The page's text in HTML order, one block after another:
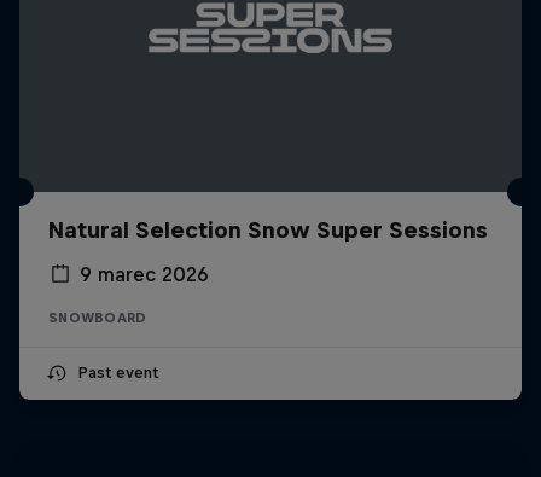
Natural Selection Snow Super Sessions
9 marec 2026
SNOWBOARD
Past event